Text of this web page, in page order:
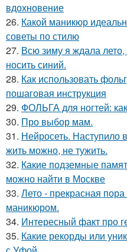
вдохновение
26. Какой маникюр
советы по стилю
27. Всю зиму я ждала
носить синий.
28. Как использовать
пошаговая инструкция
29. ФОЛЬГА для ногтей:
30. Про выбор мам.
31. Нейросеть. Наступило
жить можно, не тужить.
32. Какие подземные
можно найти в Москве
33. Лето - прекрасная
маникюром.
34. Интересный факт про
35. Какие рекорды или